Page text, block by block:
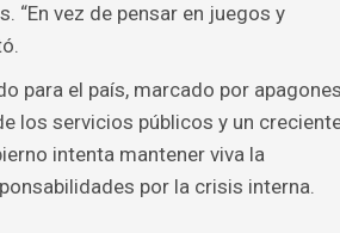
“En vez de pensar en juegos y
para el país, marcado por
los servicios públicos y un
intenta mantener viva la
por la crisis interna.